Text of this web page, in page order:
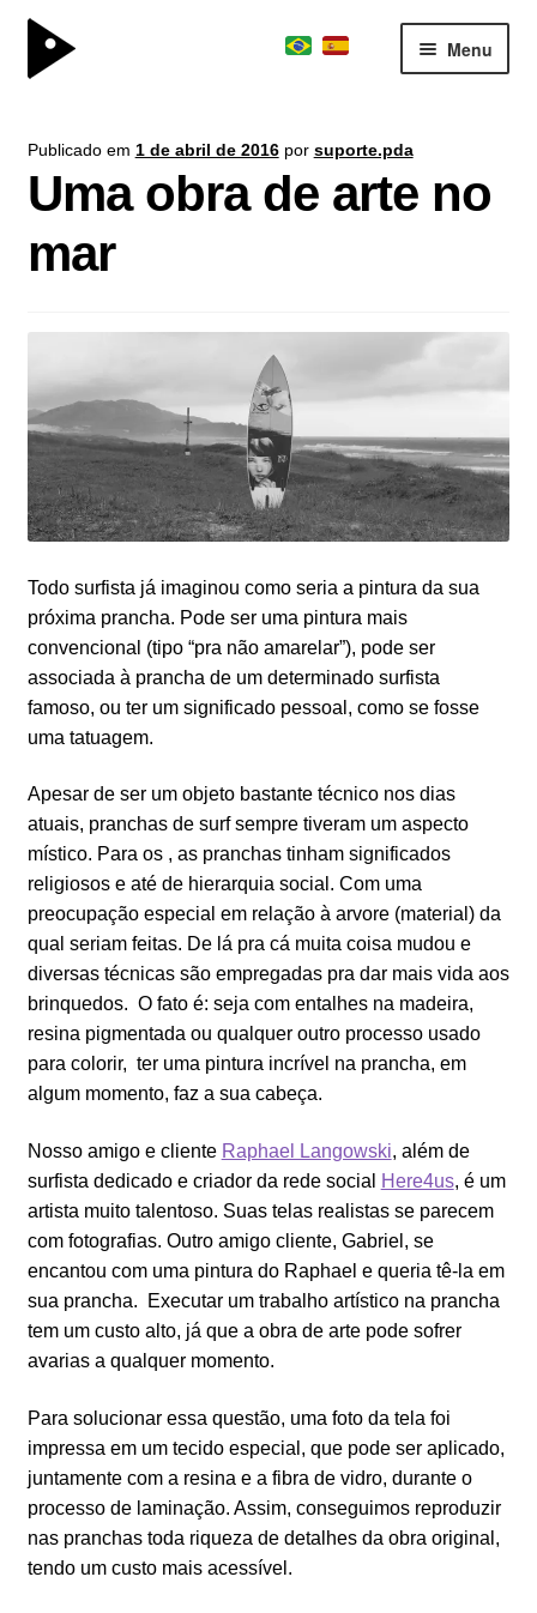
Menu
boardschool
consultoria
contato
journal
Publicado em 1 de abril de 2016 por suporte.pda
Uma obra de arte no
mar
Todo surfista já imaginou como seria a pintura da sua
próxima prancha. Pode ser uma pintura mais
convencional (tipo “pra não amarelar”), pode ser
associada à prancha de um determinado surfista
famoso, ou ter um significado pessoal, como se fosse
uma tatuagem.
Apesar de ser um objeto bastante técnico nos dias
atuais, pranchas de surf sempre tiveram um aspecto
místico. Para os , as pranchas tinham significados
religiosos e até de hierarquia social. Com uma
preocupação especial em relação à arvore (material) da
qual seriam feitas. De lá pra cá muita coisa mudou e
diversas técnicas são empregadas pra dar mais vida aos
brinquedos. O fato é: seja com entalhes na madeira,
resina pigmentada ou qualquer outro processo usado
para colorir, ter uma pintura incrível na prancha, em
algum momento, faz a sua cabeça.
Nosso amigo e cliente Raphael Langowski, além de
surfista dedicado e criador da rede social
Here4us, é um
artista muito talentoso. Suas telas realistas se parecem
com fotografias. Outro amigo cliente, Gabriel, se
encantou com uma pintura do Raphael e queria tê-la em
sua prancha. Executar um trabalho artístico na prancha
tem um custo alto, já que a obra de arte pode sofrer
avarias a qualquer momento.
Para solucionar essa questão, uma foto da tela foi
impressa em um tecido especial, que pode ser aplicado,
juntamente com a resina e a fibra de vidro, durante o
processo de laminação. Assim, conseguimos reproduzir
nas pranchas toda riqueza de detalhes da obra original,
tendo um custo mais acessível.